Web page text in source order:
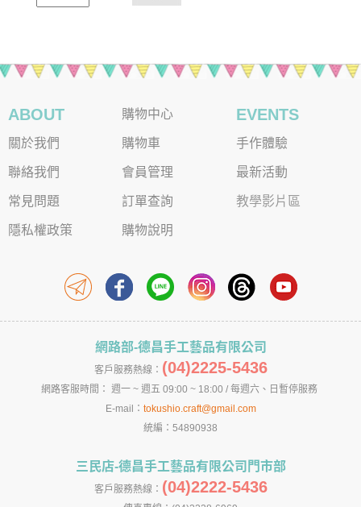
ABOUT
關於我們
聯絡我們
常見問題
隱私權政策
購物中心
購物車
會員管理
訂單查詢
購物說明
EVENTS
手作體驗
最新活動
教學影片區
網路部-德昌手工藝品有限公司
客戶服務熱線： (04)2225-5436
網路客服時間： 週一 ~ 週五 09:00 ~ 18:00 / 每週六、日暫停服務
E-mail： tokushio.craft@gmail.com
統編：54890938
三民店-德昌手工藝品有限公司門市部
客戶服務熱線： (04)2222-5436